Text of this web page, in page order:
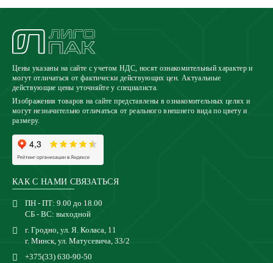
Цены указаны на сайте с учетом НДС, носят ознакомительный характер и
могут отличаться от фактически действующих цен. Актуальные
действующие цены уточняйте у специалиста.
Изображения товаров на сайте представлены в ознакомительных целях и
могут незначительно отличаться от реального внешнего вида по цвету и
размеру.
КАК С НАМИ СВЯЗАТЬСЯ
ПН - ПТ: 9.00 до 18.00
СБ - ВС: выходной
г. Гродно, ул. Я. Коласа, 11
г. Минск, ул. Матусевича, 33/2
+375(33) 630-90-50